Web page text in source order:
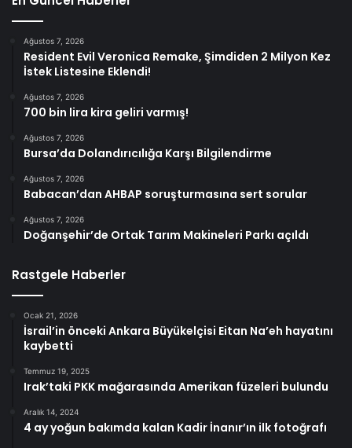
Ağustos 7, 2026
Resident Evil Veronica Remake, Şimdiden 2 Milyon Kez
İstek Listesine Eklendi!
Ağustos 7, 2026
700 bin lira kira geliri varmış!
Ağustos 7, 2026
Bursa’da Dolandırıcılığa Karşı Bilgilendirme
Ağustos 7, 2026
Babacan’dan AHBAP soruşturmasına sert sorular
Ağustos 7, 2026
Doğanşehir’de Ortak Tarım Makineleri Parkı açıldı
Rastgele Haberler
Ocak 21, 2026
İsrail’in önceki Ankara Büyükelçisi Eitan Na’eh hayatını
kaybetti
Temmuz 19, 2025
Irak’taki PKK mağarasında Amerikan füzeleri bulundu
Aralık 14, 2024
4 ay yoğun bakımda kalan Kadir İnanır’ın ilk fotoğrafı